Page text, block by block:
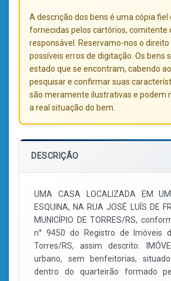
A descrição dos bens é uma cópia
fornecidas pelos cartórios, comitente
responsável. Reservamo-nos o
possíveis erros de digitação. Os bens
estado que se encontram, cabendo
pesquisar e confirmar suas
são meramente ilustrativas e podem
a real situação do bem.
DESCRIÇÃO
UMA CASA LOCALIZADA EM
ESQUINA, NA RUA JOSÉ LUÍS DE
MUNICÍPIO DE TORRES/RS,
n° 9450 do Registro de Imóveis
Torres/RS, assim descrito:
urbano, sem benfeitorias,
dentro do quarteirão formado